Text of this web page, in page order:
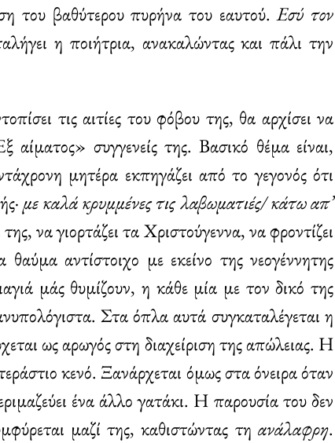
του βαθύτερου πυρήνα του εαυτού.Εσύ τον
η ποιήτρια, ανακαλώντας και πάλι την
τις αιτίες του φόβου της, θα αρχίσει να
αίματος» συγγενείς της. Βασικό θέμα είναι,
μητέρα εκπηγάζει από το γεγονός ότι
με καλά κρυμμένες τις λαβωματιές/ κάτω απ’
της, να γιορτάζει τα Χριστούγεννα, να φροντίζει
αντίστοιχο με εκείνο της νεογέννητης
μάς θυμίζουν, η κάθε μία με τον δικό της
Στα όπλα αυτά συγκαταλέγεται η
ως αρωγός στη διαχείριση της απώλειας. Η
κενό. Ξανάρχεται όμως στα όνειρα όταν
ένα άλλο γατάκι. Η παρουσία του δεν
μαζί της, καθιστώντας τη ανάλαφρη.